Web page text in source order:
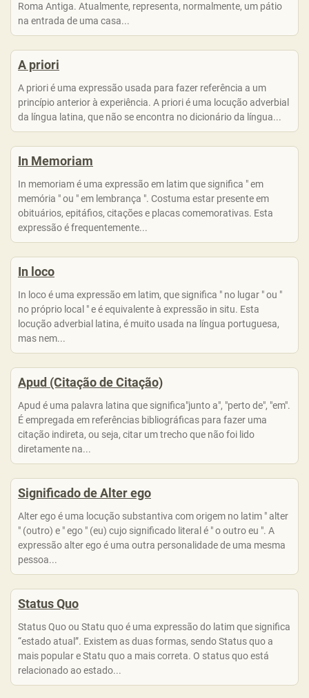
Roma Antiga. Atualmente, representa, normalmente, um pátio
na entrada de uma casa...
A priori
A priori é uma expressão usada para fazer referência a um
princípio anterior à experiência. A priori é uma locução adverbial
da língua latina, que não se encontra no dicionário da língua...
In Memoriam
In memoriam é uma expressão em latim que significa " em
memória " ou " em lembrança ". Costuma estar presente em
obituários, epitáfios, citações e placas comemorativas. Esta
expressão é frequentemente...
In loco
In loco é uma expressão em latim, que significa " no lugar " ou "
no próprio local " e é equivalente à expressão in situ. Esta
locução adverbial latina, é muito usada na língua portuguesa,
mas nem...
Apud (Citação de Citação)
Apud é uma palavra latina que significa"junto a", "perto de", "em".
É empregada em referências bibliográficas para fazer uma
citação indireta, ou seja, citar um trecho que não foi lido
diretamente na...
Significado de Alter ego
Alter ego é uma locução substantiva com origem no latim " alter
" (outro) e " ego " (eu) cujo significado literal é " o outro eu ". A
expressão alter ego é uma outra personalidade de uma mesma
pessoa...
Status Quo
Status Quo ou Statu quo é uma expressão do latim que significa
“estado atual”. Existem as duas formas, sendo Status quo a
mais popular e Statu quo a mais correta. O status quo está
relacionado ao estado...